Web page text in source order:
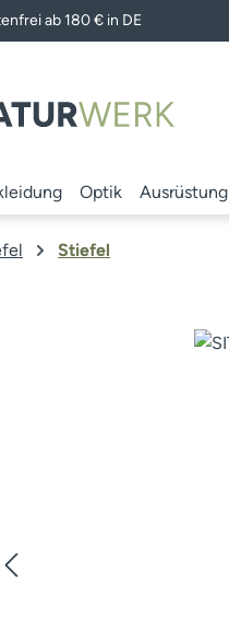
springen
ab 180 € in DE
Optik Ausrüstung
Stiefel